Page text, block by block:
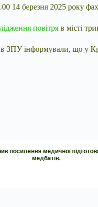
14 березня 2025 року
повітря в місті
в ЗПУ інформували, що у
посилення медичної
медбатів.